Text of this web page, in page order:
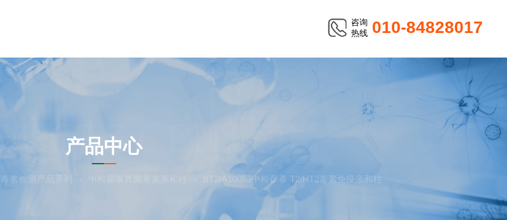
咨询
热线 010-84828017
CENTER
产品中心
素检测产品系列 BT2IA10053中检葆泰 T2/HT2毒素免疫亲和柱